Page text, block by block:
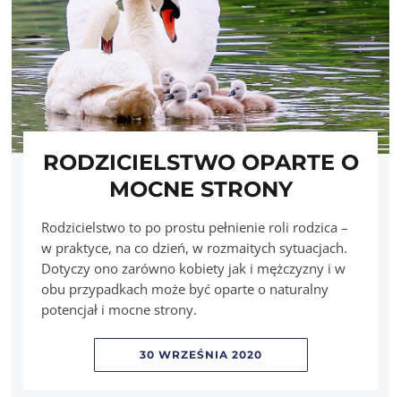
RODZICIELSTWO OPARTE O
MOCNE STRONY
Rodzicielstwo to po prostu pełnienie roli rodzica –
w praktyce, na co dzień, w rozmaitych sytuacjach.
Dotyczy ono zarówno kobiety jak i mężczyzny i w
obu przypadkach może być oparte o naturalny
potencjał i mocne strony.
30 WRZEŚNIA 2020